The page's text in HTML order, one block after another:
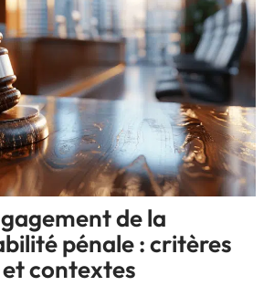
de la
pénale : critères
et contextes